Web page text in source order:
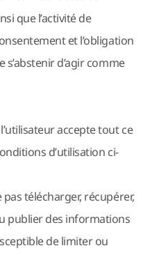
que l’activité de
et l’obligation
s’abstenir d’agir comme
accepte tout ce
d’utilisation ci-
pas télécharger, récupérer,
publier des informations
de limiter ou